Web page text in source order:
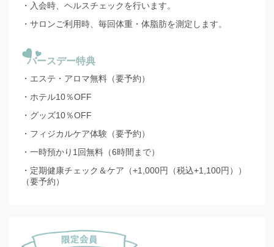
・入会時、ヘルスチェックを行います。
・サロンご利用時、毎回体重・体脂肪を測定します。
バースデー特典
・エステ・アロマ無料（要予約）
・ホテル10％OFF
・グッズ10％OFF
・フィジカルケア体験（要予約）
・一時預かり1回無料（6時間まで）
・定期健康チェック＆ケア（+1,000円（税込+1,100円））
（要予約）